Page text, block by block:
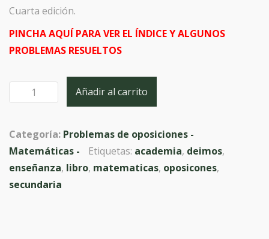
Cuarta edición.
PINCHA AQUÍ PARA VER EL ÍNDICE Y ALGUNOS
PROBLEMAS RESUELTOS
Añadir al carrito
Categoría: Problemas de oposiciones -
Matemáticas -
Etiquetas: academia, deimos,
enseñanza, libro, matematicas, oposicones,
secundaria